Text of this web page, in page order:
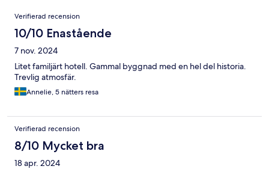
Recensioner
Verifierad recension
10/10 Enastående
7 nov. 2024
Litet familjärt hotell. Gammal byggnad med en hel del historia.
Trevlig atmosfär.
Annelie, 5 nätters resa
Verifierad recension
8/10 Mycket bra
18 apr. 2024